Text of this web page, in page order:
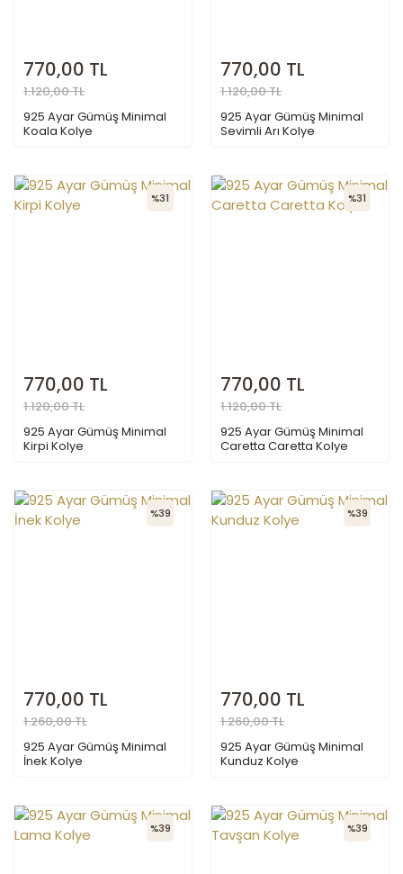
770,00 TL
1.120,00 TL
925 Ayar Gümüş Minimal
Koala Kolye
770,00 TL
1.120,00 TL
925 Ayar Gümüş Minimal
Sevimli Arı Kolye
%31
770,00 TL
1.120,00 TL
925 Ayar Gümüş Minimal
Kirpi Kolye
%31
770,00 TL
1.120,00 TL
925 Ayar Gümüş Minimal
Caretta Caretta Kolye
%39
770,00 TL
1.260,00 TL
925 Ayar Gümüş Minimal
İnek Kolye
%39
770,00 TL
1.260,00 TL
925 Ayar Gümüş Minimal
Kunduz Kolye
%39 %39